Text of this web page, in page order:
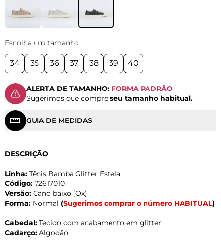
Escolha um tamanho
34 35 36 37 38 39 40
ALERTA DE TAMANHO: FORMA PADRÃO
Sugerimos que compre seu tamanho habitual.
GUIA DE MEDIDAS
DESCRIÇÃO
Linha: Tênis Bamba Glitter Estela
Código: 72617010
Versão: Cano baixo (Ox)
Forma: Normal (Sugerimos comprar o número HABITUAL)
Cabedal: Tecido com acabamento em glitter
Cadarço: Algodão